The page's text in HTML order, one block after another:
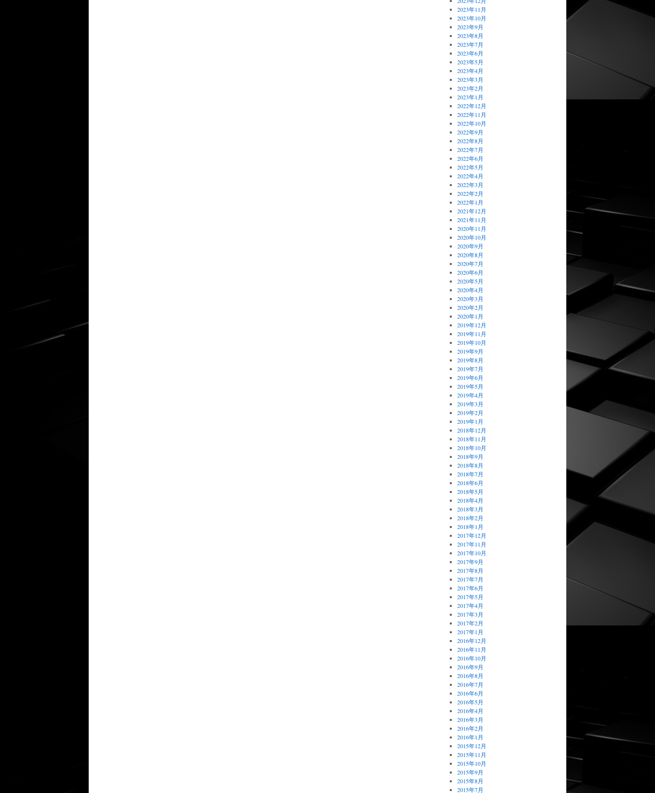
2023年11月
2023年10月
2023年9月
2023年8月
2023年7月
2023年6月
2023年5月
2023年4月
2023年3月
2023年2月
2023年1月
2022年12月
2022年11月
2022年10月
2022年9月
2022年8月
2022年7月
2022年6月
2022年5月
2022年4月
2022年3月
2022年2月
2022年1月
2021年12月
2021年11月
2020年11月
2020年10月
2020年9月
2020年8月
2020年7月
2020年6月
2020年5月
2020年4月
2020年3月
2020年2月
2020年1月
2019年12月
2019年11月
2019年10月
2019年9月
2019年8月
2019年7月
2019年6月
2019年5月
2019年4月
2019年3月
2019年2月
2019年1月
2018年12月
2018年11月
2018年10月
2018年9月
2018年8月
2018年7月
2018年6月
2018年5月
2018年4月
2018年3月
2018年2月
2018年1月
2017年12月
2017年11月
2017年10月
2017年9月
2017年8月
2017年7月
2017年6月
2017年5月
2017年4月
2017年3月
2017年2月
2017年1月
2016年12月
2016年11月
2016年10月
2016年9月
2016年8月
2016年7月
2016年6月
2016年5月
2016年4月
2016年3月
2016年2月
2016年1月
2015年12月
2015年11月
2015年10月
2015年9月
2015年8月
2015年7月